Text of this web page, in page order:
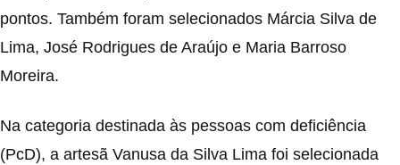
pontos. Também foram selecionados Márcia Silva de
Lima, José Rodrigues de Araújo e Maria Barroso
Moreira.
Na categoria destinada às pessoas com deficiência
(PcD), a artesã Vanusa da Silva Lima foi selecionada